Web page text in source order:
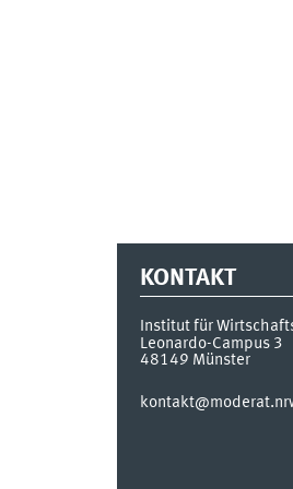
KONTAKT
Institut für
Leonardo-Campus 3
48149 Münster